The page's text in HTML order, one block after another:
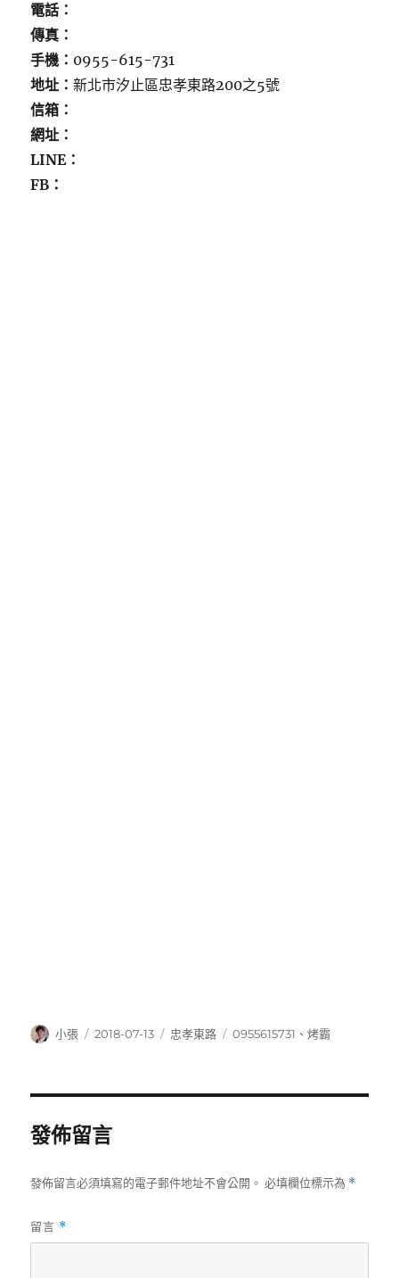
電話：
傳真：
手機： 0955-615-731
地址：新北市汐止區忠孝東路200之5號
信箱：
網址：
LINE：
FB：
作
小張
發
2018-07-13
分
忠孝東路
標
0955615731 、烤霸
發佈留言
發佈留言必須填寫的電子郵件地址不會公開。 必填欄位標示為 *
留言 *